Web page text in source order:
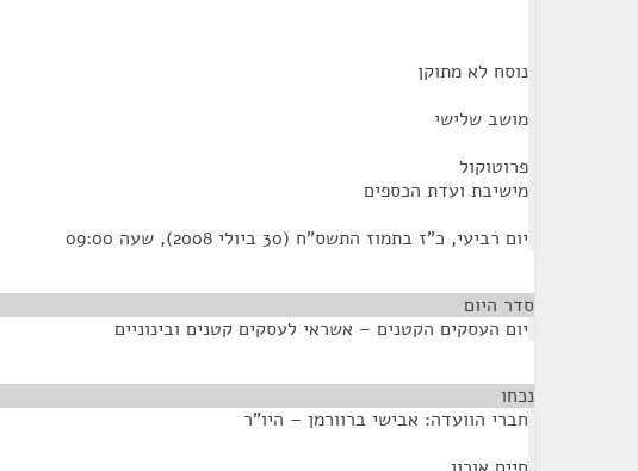
נוסח לא מתוקן
מושב שלישי
פרוטוקול
מישיבת ועדת הכספים
יום רביעי, כ"ז בתמוז התשס"ח (30 ביולי 2008), שעה 09:00
סדר היום
יום העסקים הקטנים – אשראי לעסקים קטנים ובינוניים
נכחו
חברי הוועדה: אבישי ברוורמן – היו"ר